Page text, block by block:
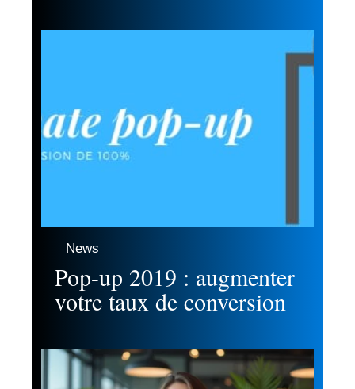
News
Pop-up 2019 : augmenter
votre taux de conversion